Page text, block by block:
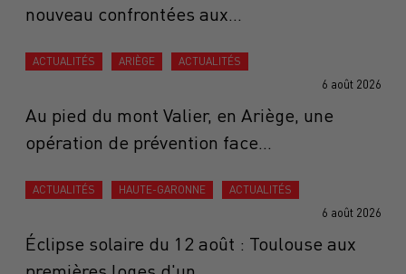
nouveau confrontées aux...
ACTUALITÉS ARIÈGE ACTUALITÉS
6 août 2026
Au pied du mont Valier, en Ariège, une
opération de prévention face...
ACTUALITÉS HAUTE-GARONNE ACTUALITÉS
6 août 2026
Éclipse solaire du 12 août : Toulouse aux